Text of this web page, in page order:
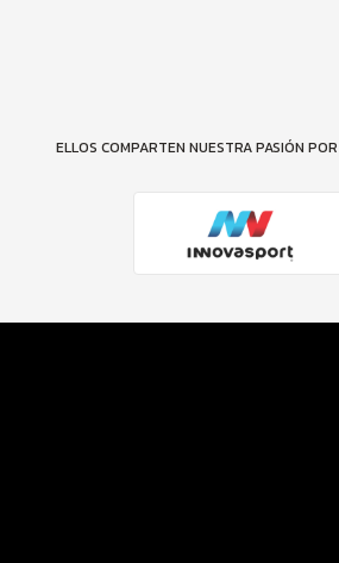
ELLOS COMPARTEN NUESTRA PASIÓN